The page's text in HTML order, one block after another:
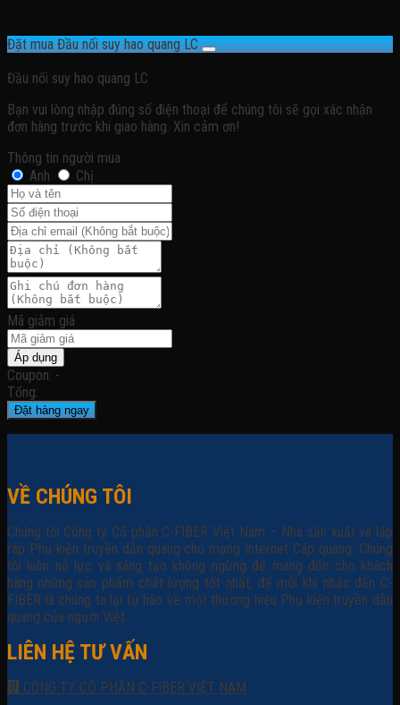
Đặt mua Đầu nối suy hao quang LC
Đầu nối suy hao quang LC
Bạn vui lòng nhập đúng số điện thoại để chúng tôi sẽ gọi xác nhận
đơn hàng trước khi giao hàng. Xin cảm ơn!
Thông tin người mua
Anh
Chị
Mã giảm giá
Áp dụng
Coupon: -
Tổng:
Đặt hàng ngay
VỀ CHÚNG TÔI
Chúng tôi Công ty Cổ phần C-FIBER Việt Nam – Nhà sản xuất và lắp
ráp Phụ kiện truyền dẫn quang cho mạng Internet Cáp quang. Chúng
tôi luôn nỗ lực và sáng tạo không ngừng để mang đến cho khách
hàng những sản phẩm chất lượng tốt nhất, để mỗi khi nhắc đến C-
FIBER là chúng ta lại tự hào về một thương hiệu Phụ kiện truyền dẫn
quang của người Việt.
LIÊN HỆ TƯ VẤN
CÔNG TY CỔ PHẦN C-FIBER VIỆT NAM